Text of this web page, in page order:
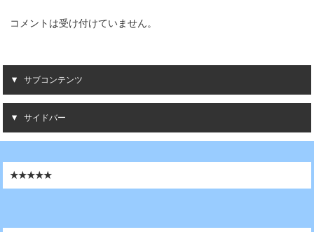
コメントは受け付けていません。
サブコンテンツ
サイドバー
★★★★★